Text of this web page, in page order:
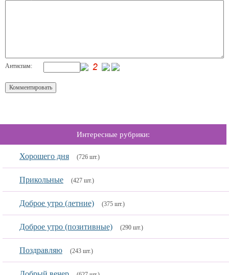
Антиспам:
Интересные рубрики:
Хорошего дня (726 шт.)
Прикольные (427 шт.)
Доброе утро (летние) (375 шт.)
Доброе утро (позитивные) (290 шт.)
Поздравляю (243 шт.)